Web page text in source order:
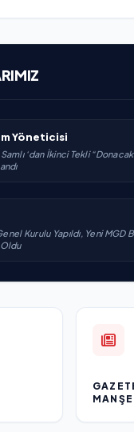
Yöneticisi
‘dan İkinci Tekli
Kurulu Yapıldı, Yeni MGD